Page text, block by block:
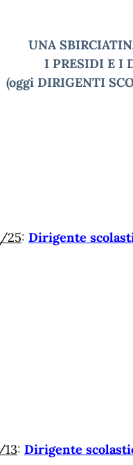
UNA
I PRESIDI E I
(oggi DIRIGENTI
25: Dirigente
13: Dirigente